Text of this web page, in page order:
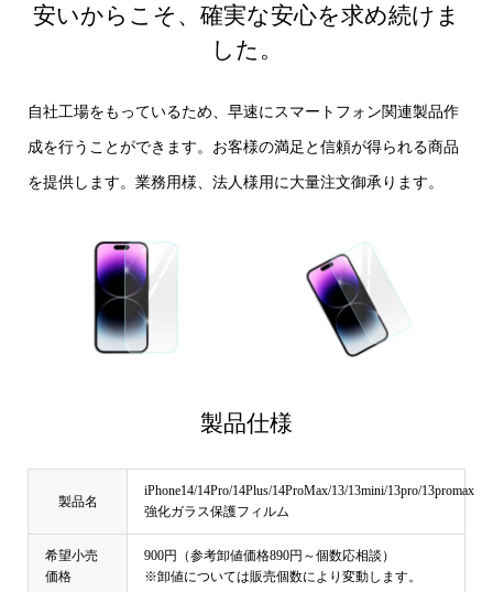
安いからこそ、確実な安心を求め続けま
した。
自社工場をもっているため、早速にスマートフォン関連製品作
成を行うことができます。お客様の満足と信頼が得られる商品
を提供します。業務用様、法人様用に大量注文御承ります。
製品仕様
製品名
iPhone14/14Pro/14Plus/14ProMax/13/13mini/13pro/13promax
強化ガラス保護フィルム
希望小売
価格
900円（参考卸値価格890円～個数応相談）
※卸値については販売個数により変動します。